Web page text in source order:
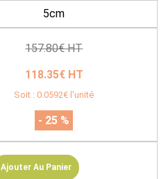
5cm
157.80€ HT
118.35€ HT
Soit : 0.0592€ l'unité
- 25 %
Ajouter Au Panier